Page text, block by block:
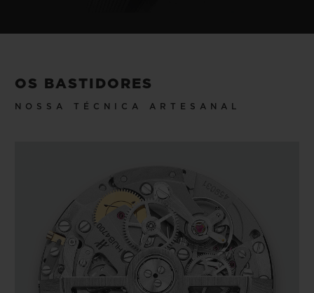
OS BASTIDORES
NOSSA TÉCNICA ARTESANAL